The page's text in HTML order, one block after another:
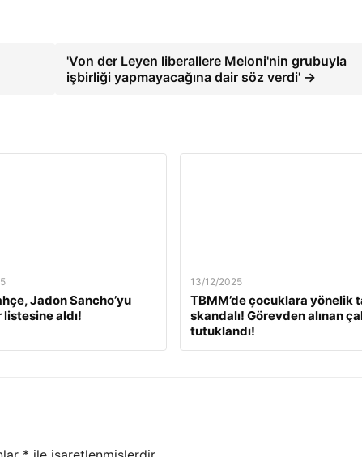
'Von der Leyen liberallere Meloni'nin grubuyla
işbirliği yapmayacağına dair söz verdi' →
Jadon Sancho’yu
aldı!
13/12/2025
TBMM’de çocuklara yönelik
skandalı! Görevden alınan
tutuklandı!